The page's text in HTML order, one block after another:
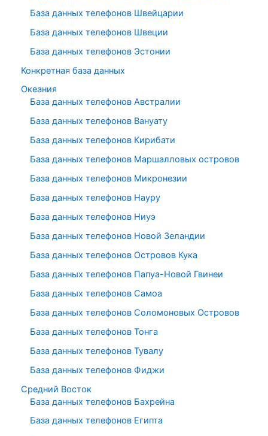
База данных телефонов Швейцарии
База данных телефонов Швеции
База данных телефонов Эстонии
Конкретная база данных
Океания
База данных телефонов Австралии
База данных телефонов Вануату
База данных телефонов Кирибати
База данных телефонов Маршалловых островов
База данных телефонов Микронезии
База данных телефонов Науру
База данных телефонов Ниуэ
База данных телефонов Новой Зеландии
База данных телефонов Островов Кука
База данных телефонов Папуа-Новой Гвинеи
База данных телефонов Самоа
База данных телефонов Соломоновых Островов
База данных телефонов Тонга
База данных телефонов Тувалу
База данных телефонов Фиджи
Средний Восток
База данных телефонов Бахрейна
База данных телефонов Египта